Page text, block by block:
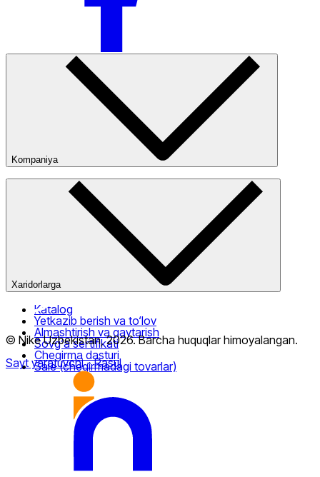
Kompaniya
Kompaniya haqida
Bizning do‘konlarimiz
Ommaviy oferta
Xaridorlarga
Katalog
Yetkazib berish va to‘lov
Almashtirish va qaytarish
Sovg‘a sertifikati
Chegirma dasturi
Sale (chegirmadagi tovarlar)
© Nike Uzbekistan,2026.Barcha huquqlar himoyalangan.
Sayt yaratuvchi- Rasul